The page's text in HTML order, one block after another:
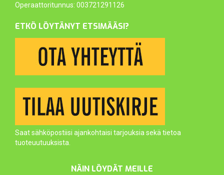
Operaattoritunnus: 003721291126
ETKÖ LÖYTÄNYT ETSIMÄÄSI?
Saat sähköpostiisi ajankohtaisi tarjouksia sekä tietoa
tuoteuutuuksista.
NÄIN LÖYDÄT MEILLE